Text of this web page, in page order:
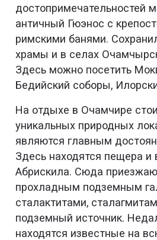
достопримечательностей
античный Гюэнос с
римскими банями.
храмы и в селах
Здесь можно посетить
Бедийский соборы,
На отдыхе в Очамчире
уникальных природных
являются главным
Здесь находятся пещера и
Абрискила. Сюда
прохладным подземным
сталактитами,
подземный источник.
находятся известные на